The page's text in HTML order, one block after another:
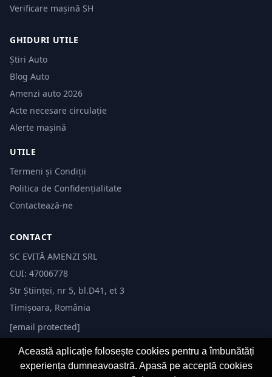
Verificare mașină SH
GHIDURI UTILE
Știri Auto
Blog Auto
Amenzi auto 2026
Acte necesare circulație
Alerte mașină
UTILE
Termeni și Condiții
Politica de Confidențialitate
Contactează-ne
CONTACT
SC EVITĂ AMENZI SRL
CUI: 47006778
Str Științei, nr 5, bl.D41, et 3
Timișoara, România
[email protected]
Această aplicație folosește cookies pentru a îmbunătăți
experiența dumneavoastră. Apasă pe acceptă cookies